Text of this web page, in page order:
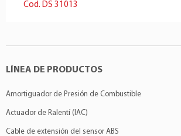
Cod. DS 31013
LÍNEA DE PRODUCTOS
Amortiguador de Presión de Combustible
Actuador de Ralentí (IAC)
Cable de extensión del sensor ABS